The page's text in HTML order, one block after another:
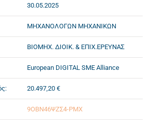
30.05.2025
ΜΗΧΑΝΟΛΟΓΩΝ ΜΗΧΑΝΙΚΩΝ
ΒΙΟΜΗΧ. ΔΙΟΙΚ. & ΕΠΙΧ.ΕΡΕΥΝΑΣ
European DIGITAL SME Alliance
20.497,20 €
9ΟΒΝ46ΨΖΣ4-ΡΜΧ